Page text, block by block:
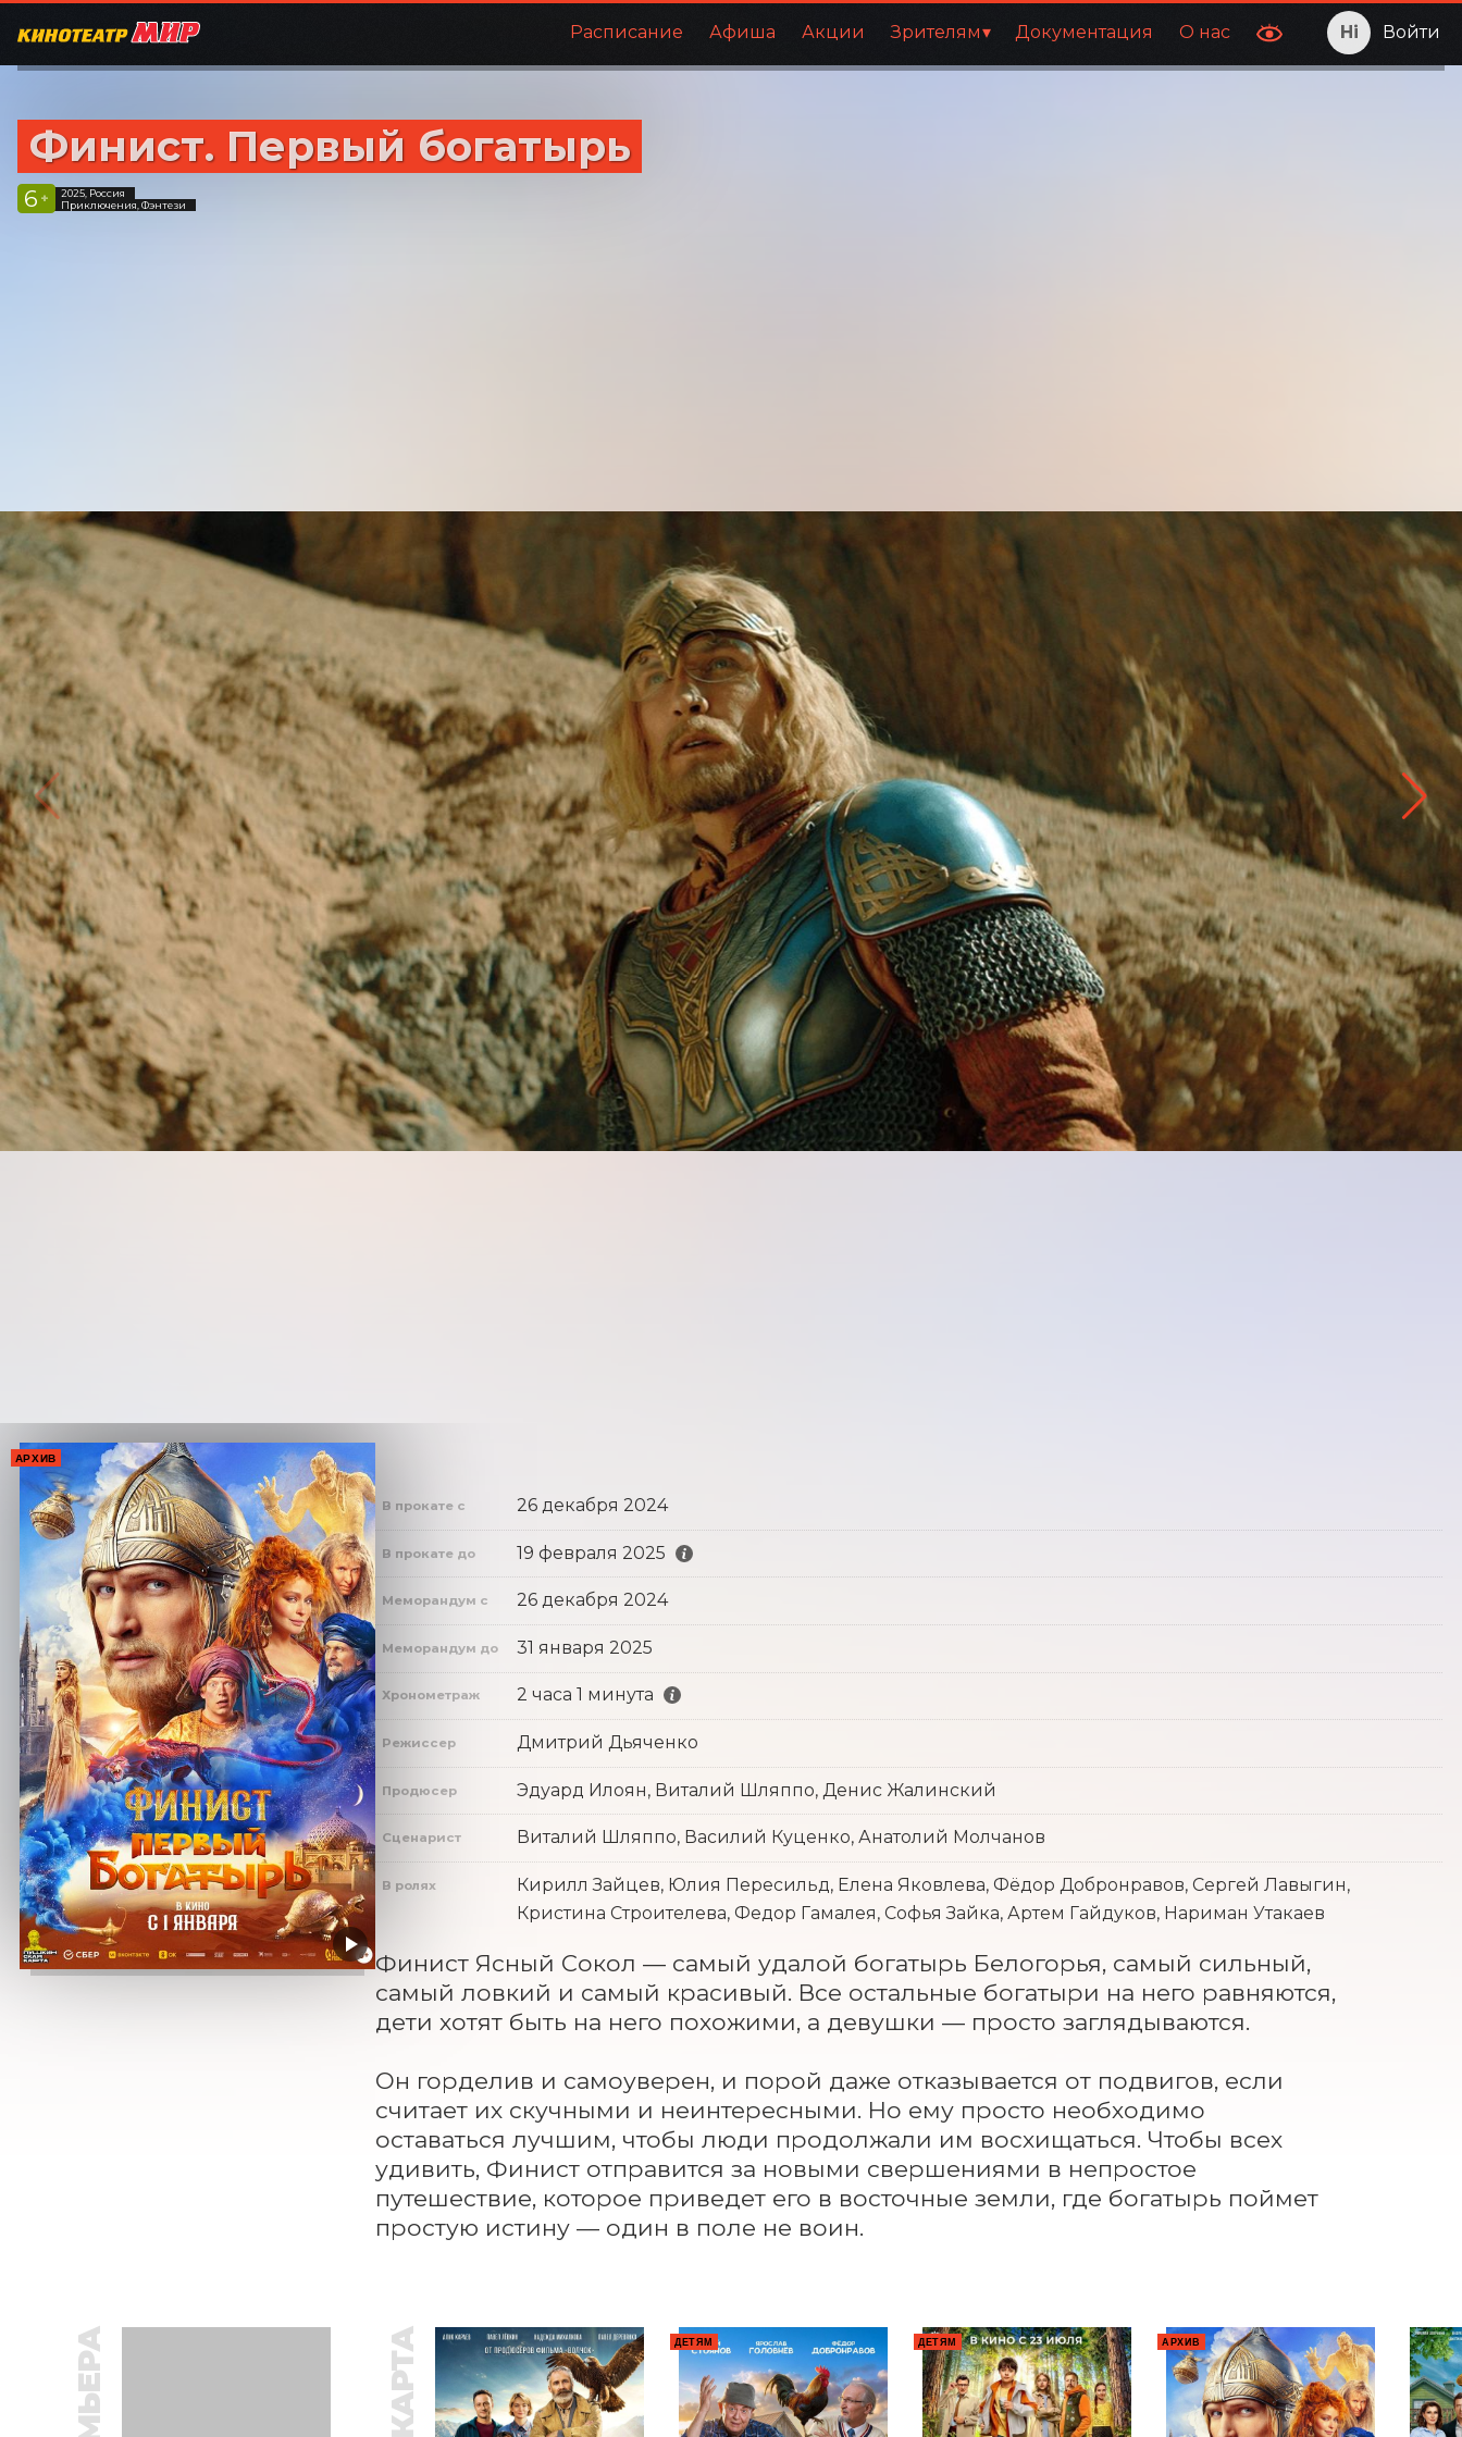
Расписание Афиша Акции Зрителям Документация О нас Войти
Финист. Первый богатырь
6 +
2025, Россия
Приключения, Фэнтези
АРХИВ
В прокате с 26 декабря 2024
В прокате до 19 февраля 2025
Меморандум с 26 декабря 2024
Меморандум до 31 января 2025
Хронометраж 2 часа 1 минута
Режиссер Дмитрий Дьяченко
Продюсер Эдуард Илоян, Виталий Шляппо, Денис Жалинский
Сценарист Виталий Шляппо, Василий Куценко, Анатолий Молчанов
В ролях
Кирилл Зайцев, Юлия Пересильд, Елена Яковлева, Фёдор Добронравов, Сергей Лавыгин,
Кристина Строителева, Федор Гамалея, Софья Зайка, Артем Гайдуков, Нариман Утакаев
Финист Ясный Сокол — самый удалой богатырь Белогорья, самый сильный,
самый ловкий и самый красивый. Все остальные богатыри на него равняются,
дети хотят быть на него похожими, а девушки — просто заглядываются.
Он горделив и самоуверен, и порой даже отказывается от подвигов, если
считает их скучными и неинтересными. Но ему просто необходимо
оставаться лучшим, чтобы люди продолжали им восхищаться. Чтобы всех
удивить, Финист отправится за новыми свершениями в непростое
путешествие, которое приведет его в восточные земли, где богатырь поймет
простую истину — один в поле не воин.
ДЕТЯМ ДЕТЯМ АРХИВ